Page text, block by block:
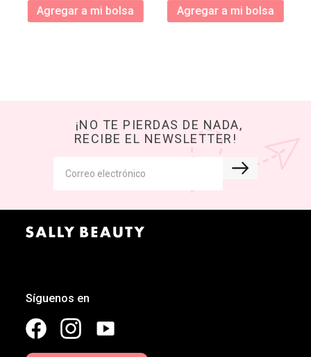
Agregar a mi bolsa Agregar a mi bolsa
¡NO TE PIERDAS DE NADA,
RECIBE EL NEWSLETTER!
Síguenos en